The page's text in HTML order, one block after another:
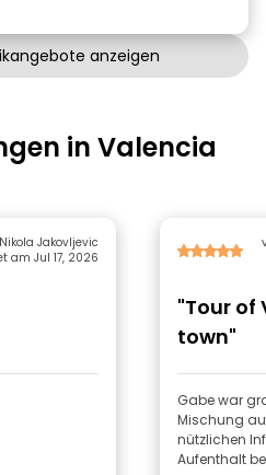
anzeigen
in Valencia
von Nikola Jakovljevic
am Jul 17, 2026
"Tour of
town"
Gabe war
Mischung
nützlichen
Aufenthalt